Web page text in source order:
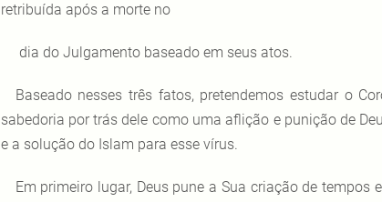
retribuída após a morte no
dia do Julgamento baseado em seus atos.
Baseado nesses três fatos, pretendemos estudar o
sabedoria por trás dele como uma aflição e punição de
e a solução do Islam para esse vírus.
Em primeiro lugar, Deus pune a Sua criação de